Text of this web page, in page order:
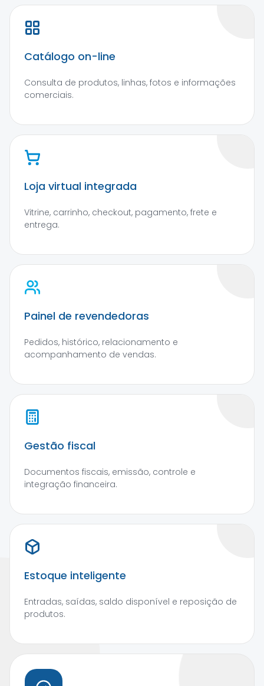
Catálogo on-line
Consulta de produtos, linhas, fotos e informações
comerciais.
Loja virtual integrada
Vitrine, carrinho, checkout, pagamento, frete e
entrega.
Painel de revendedoras
Pedidos, histórico, relacionamento e
acompanhamento de vendas.
Gestão fiscal
Documentos fiscais, emissão, controle e
integração financeira.
Estoque inteligente
Entradas, saídas, saldo disponível e reposição de
produtos.